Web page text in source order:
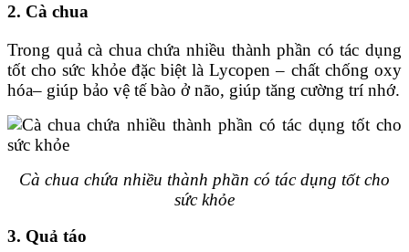
2. Cà chua
Trong quả cà chua chứa nhiều thành phần có tác dụng
tốt cho sức khỏe đặc biệt là Lycopen – chất chống oxy
hóa– giúp bảo vệ tế bào ở não, giúp tăng cường trí nhớ.
Cà chua chứa nhiều thành phần có tác dụng tốt cho
sức khỏe
3. Quả táo